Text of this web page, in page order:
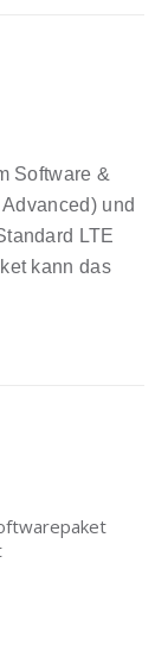
Software &
und
LTE
kann das